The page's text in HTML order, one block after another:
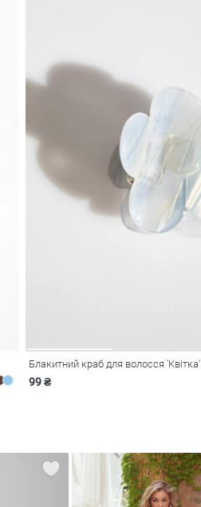
Блакитний краб для волосся 'Квітка'
99 ₴